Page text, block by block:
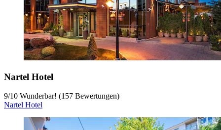
Nartel Hotel
9/10 Wunderbar! (157 Bewertungen)
Nartel Hotel